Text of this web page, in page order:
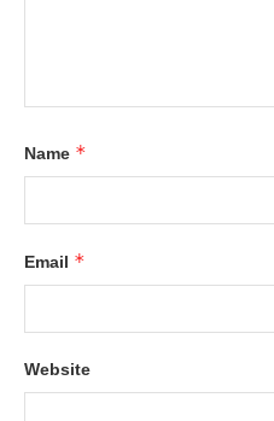
Name *
Email *
Website